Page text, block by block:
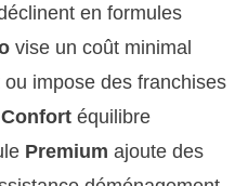
en formules
vise un coût minimal
impose des franchises
Confort équilibre
Premium ajoute des